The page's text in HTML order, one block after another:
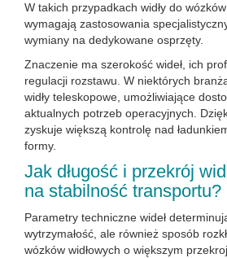
W takich przypadkach widły do
wymagają zastosowania
wymiany na dedykowane osprzęty.
Znaczenie ma szerokość wideł, ich
regulacji rozstawu. W niektórych
widły teleskopowe, umożliwiające
aktualnych potrzeb operacyjnych.
zyskuje większą kontrolę nad
formy.
Jak długość i przekrój
na stabilność transportu?
Parametry techniczne wideł
wytrzymałość, ale również sposób
wózków widłowych o większym